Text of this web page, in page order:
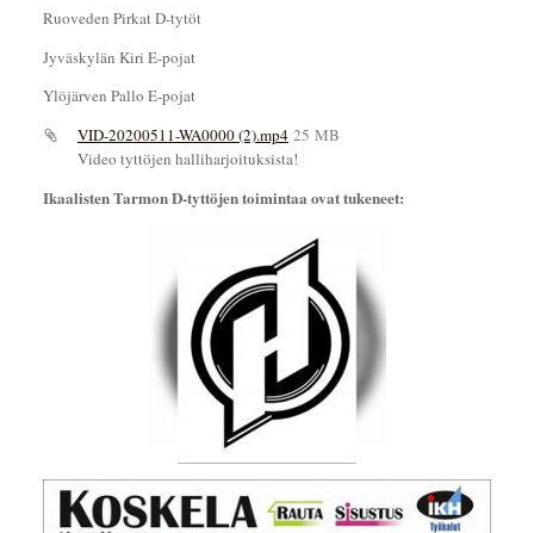
Ruoveden Pirkat D-tytöt
Jyväskylän Kiri E-pojat
Ylöjärven Pallo E-pojat
VID-20200511-WA0000 (2).mp4 25 MB
Video tyttöjen halliharjoituksista!
Ikaalisten Tarmon D-tyttöjen toimintaa ovat tukeneet: